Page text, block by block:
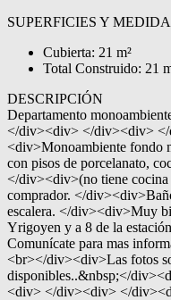
SUPERFICIES Y
Cubierta: 21 m²
Total Construido: 21
DESCRIPCIÓN
Departamento
</div><div> </div><div>
<div>Monoambiente fondo
con pisos de porcelanato,
</div><div>(no tiene
comprador. </
escalera. </div><div>Muy
Yrigoyen y a 8 de la
Comunícate para mas
<br></div><div>Las fotos
disponibles..&nbsp;</
<div> </div><div> </